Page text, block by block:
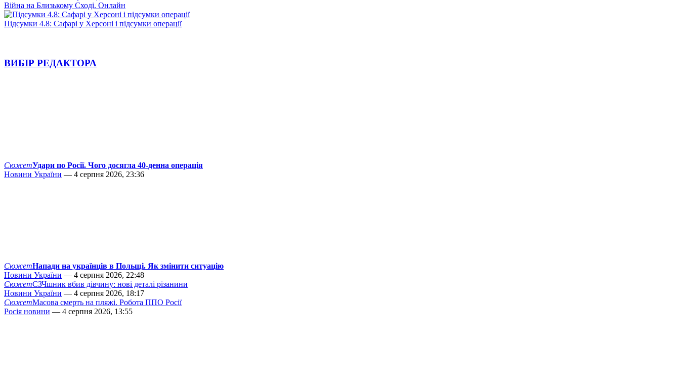
Війна на Близькому Сході. Онлайн
Підсумки 4.8: Сафарі у Херсоні і підсумки операції
ВИБІР РЕДАКТОРА
СюжетУдари по Росії. Чого досягла 40-денна операція
Новини України — 4 серпня 2026, 23:36
СюжетНапади на українців в Польщі. Як змінити ситуацію
Новини України — 4 серпня 2026, 22:48
СюжетСЗЧшник вбив дівчину: нові деталі різанини
Новини України — 4 серпня 2026, 18:17
СюжетМасова смерть на пляжі. Робота ППО Росії
Росія новини — 4 серпня 2026, 13:55